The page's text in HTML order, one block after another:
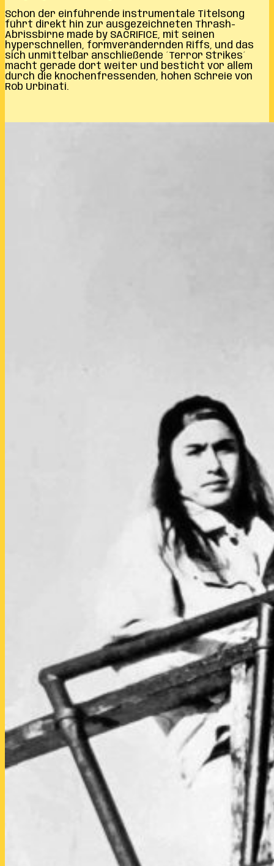
Schon der einführende instrumentale Titelsong
führt direkt hin zur ausgezeichneten Thrash-
Abrissbirne made by SACRIFICE, mit seinen
hyperschnellen, formverändernden Riffs, und das
sich unmittelbar anschließende ´Terror Strikes´
macht gerade dort weiter und besticht vor allem
durch die knochenfressenden, hohen Schreie von
Rob Urbinati.